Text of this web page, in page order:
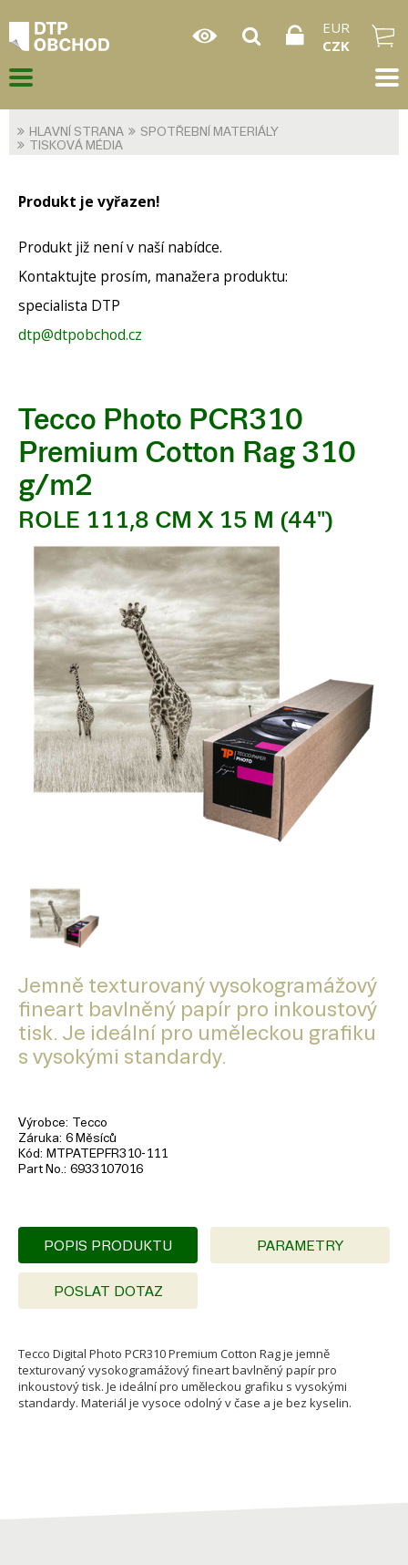
EUR
CZK
HLAVNÍ STRANA
SPOTŘEBNÍ MATERIÁLY
TISKOVÁ MÉDIA
Produkt je vyřazen!
Produkt již není v naší nabídce.
Kontaktujte prosím, manažera produktu:
specialista DTP
dtp@dtpobchod.cz
Tecco Photo PCR310
Premium Cotton Rag 310
g/m2
ROLE 111,8 CM X 15 M (44")
Jemně texturovaný vysokogramážový
fineart bavlněný papír pro inkoustový
tisk. Je ideální pro uměleckou grafiku
s vysokými standardy.
Výrobce Tecco
Záruka 6 Měsíců
Kód
MTPATEPFR310-111
Part No. 6933107016
POPIS PRODUKTU PARAMETRY
POSLAT DOTAZ
Tecco Digital Photo PCR310 Premium Cotton Rag je jemně
texturovaný vysokogramážový fineart bavlněný papír pro
inkoustový tisk. Je ideální pro uměleckou grafiku s vysokými
standardy. Materiál je vysoce odolný v čase a je bez kyselin.